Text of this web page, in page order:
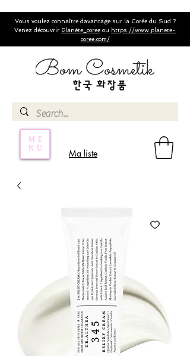
ME
NU
Ma liste
Vous voulez connaître davantage sur la Corée du Sud ?
Venez découvrir Planète_coree ou https://www.planete-
coree.com/